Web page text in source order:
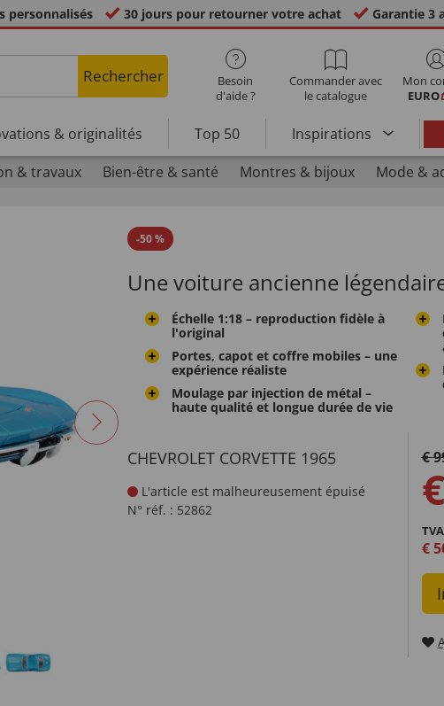
personnalisés 30 jours pour retourner votre achat Garantie 3
Rechercher
Besoin
d'aide ?
Commander avec
le catalogue
Mon
EURO
& originalités Top 50 Inspirations
& travaux Bien-être & santé Montres & bijoux Mode &
-50%
Une voiture ancienne
Échelle 1:18 – reproduction fidèle à
l'original
Portes, capot et coffre mobiles – une
expérience réaliste
Moulage par injection de métal –
haute qualité et longue durée de vie
CHEVROLET CORVETTE 1965
L'article est malheureusement épuisé
N° réf. : 52862
€
€
€